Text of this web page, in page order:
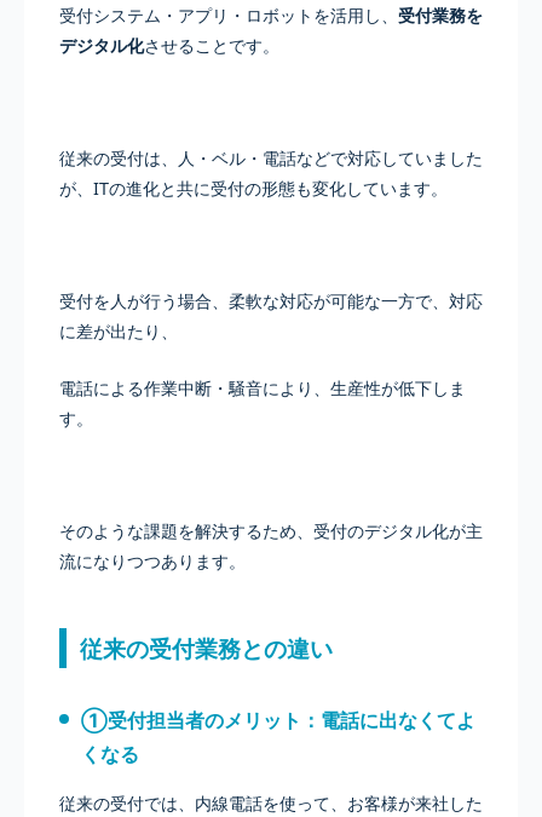
受付システム・アプリ・ロボットを活用し、 受付業務を
デジタル化させることです。
従来の受付は、人・ベル・電話などで対応していました
が、ITの進化と共に受付の形態も変化しています。
受付を人が行う場合、柔軟な対応が可能な一方で、対応
に差が出たり、
電話による作業中断・騒音により、生産性が低下しま
す。
そのような課題を解決するため、受付のデジタル化が主
流になりつつあります。
従来の受付業務との違い
①受付担当者のメリット：電話に出なくてよ
くなる
従来の受付では、内線電話を使って、お客様が来社した